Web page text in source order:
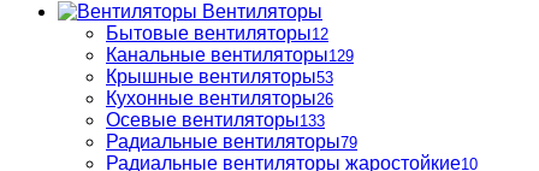
Вентиляторы
Бытовые вентиляторы12
Канальные вентиляторы129
Крышные вентиляторы53
Кухонные вентиляторы26
Осевые вентиляторы133
Радиальные вентиляторы79
Радиальные вентиляторы жаростойкие10